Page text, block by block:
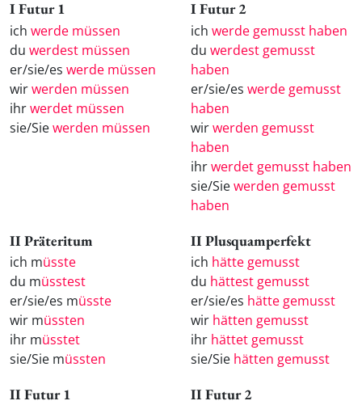
I Futur 1
ich werde müssen
du werdest müssen
er/sie/es werde müssen
wirwerden müssen
ihrwerdet müssen
sie/Siewerden müssen
I Futur 2
ich werde gemusst haben
du werdest gemusst
haben
er/sie/es werde gemusst
haben
wirwerden gemusst
haben
ihrwerdet gemusst haben
sie/Siewerden gemusst
haben
II Präteritum
ich müsste
du müsstest
er/sie/es müsste
wir müssten
ihr müsstet
sie/Sie müssten
II Plusquamperfekt
ich hätte gemusst
du hättest gemusst
er/sie/es hätte gemusst
wir hätten gemusst
ihr hättet gemusst
sie/Sie hätten gemusst
II Futur 1 II Futur 2